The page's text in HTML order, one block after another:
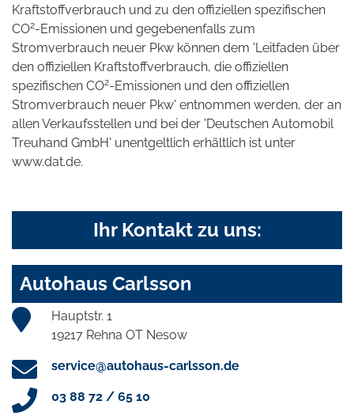
Kraftstoffverbrauch und zu den offiziellen spezifischen
CO2-Emissionen und gegebenenfalls zum
Stromverbrauch neuer Pkw können dem 'Leitfaden über
den offiziellen Kraftstoffverbrauch, die offiziellen
spezifischen CO2-Emissionen und den offiziellen
Stromverbrauch neuer Pkw' entnommen werden, der an
allen Verkaufsstellen und bei der 'Deutschen Automobil
Treuhand GmbH' unentgeltlich erhältlich ist unter
www.dat.de.
Ihr Kontakt zu uns:
Autohaus Carlsson
Hauptstr. 1
19217 Rehna OT Nesow
service@autohaus-carlsson.de
03 88 72 / 65 10